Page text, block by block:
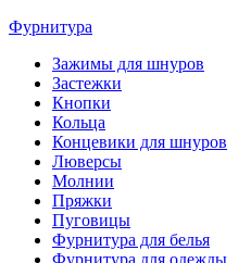
Фурнитура
Зажимы для шнуров
Застежки
Кнопки
Кольца
Концевики для шнуров
Люверсы
Молнии
Пряжки
Пуговицы
Фурнитура для белья
Фурнитура для одежды